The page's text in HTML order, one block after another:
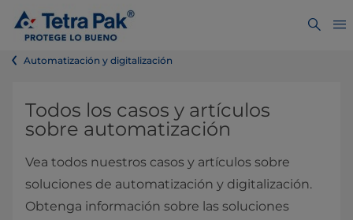
Automatización y digitalización
Todos los casos y artículos
sobre automatización
Vea todos nuestros casos y artículos sobre
soluciones de automatización y digitalización.
Obtenga información sobre las soluciones